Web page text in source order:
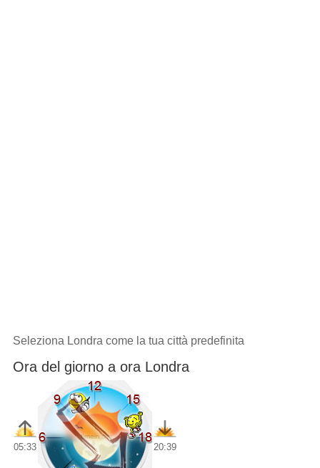
Seleziona Londra come la tua città predefinita
Ora del giorno a ora Londra
05:33 20:39